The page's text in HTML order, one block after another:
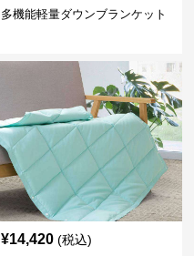
多機能軽量ダウンブランケット
¥14,420 (税込)